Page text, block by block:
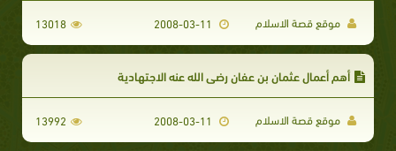
موقع قصة الاسلام 13018
أهم أعمال عثمان بن عفان رضي الله عنه الاجتهادية
موقع قصة الاسلام 13992